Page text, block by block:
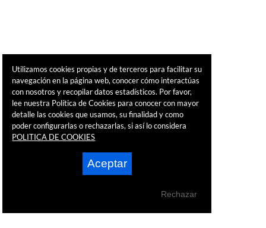
Utilizamos cookies propias y de terceros para facilitar su
navegación en la página web, conocer cómo interactúas
con nosotros y recopilar datos estadísticos. Por favor,
lee nuestra Política de Cookies para conocer con mayor
detalle las cookies que usamos, su finalidad y como
poder configurarlas o rechazarlas, si así lo considera
POLITICA DE COOKIES
Aceptar
Rechazar